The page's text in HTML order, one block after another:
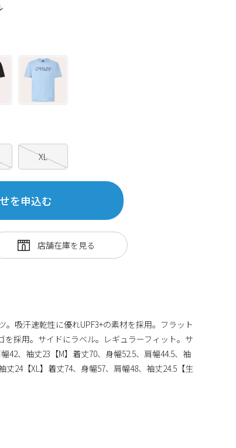
XL
を申込む
吸汗速乾性に優れUPF3+の素材を採用。フラット
を採用。サイドにラベル。レギュラーフィット。サ
42、袖丈23【M】着丈70、身幅52.5、肩幅44.5、袖
丈24【XL】着丈74、身幅57、肩幅48、袖丈24.5【生